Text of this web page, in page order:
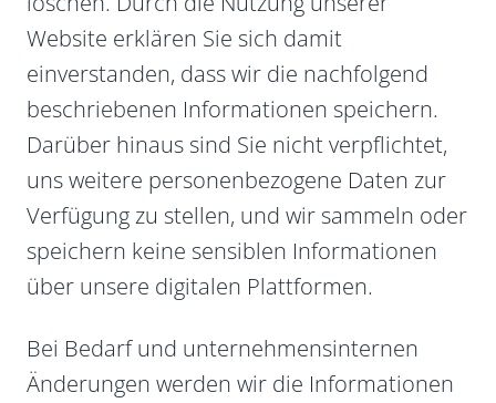
Website erklären Sie sich damit
einverstanden, dass wir die nachfolgend
beschriebenen Informationen speichern.
Darüber hinaus sind Sie nicht verpflichtet,
uns weitere personenbezogene Daten zur
Verfügung zu stellen, und wir sammeln oder
speichern keine sensiblen Informationen
über unsere digitalen Plattformen.
Bei Bedarf und unternehmensinternen
Änderungen werden wir die Informationen